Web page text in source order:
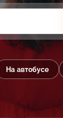
На автобусе